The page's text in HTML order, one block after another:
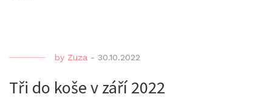
by Zuza - 30.10.2022
Tři do koše v září 2022